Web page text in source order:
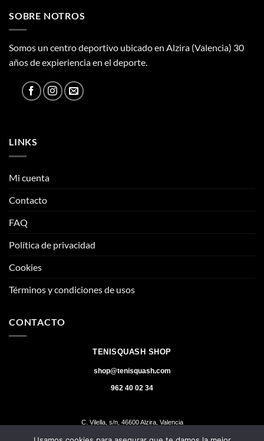
SOBRE NOTROS
Somos un centro deportivo ubicado en Alzira (Valencia) 30
años de expieriencia en el deporte.
LINKS
Mi cuenta
Contacto
FAQ
Política de privacidad
Cookies
Términos y condiciones de usos
CONTACTO
TENISQUASH SHOP
shop@tenisquash.com
962 40 02 34
C. Vilella, s/n, 46600 Alzira, Valencia